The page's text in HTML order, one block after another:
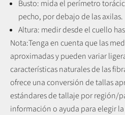
Busto: mida el perímetro
pecho, por debajo de las axilas.
Altura: medir desde el cuello
Nota:Tenga en cuenta que las
aproximadas y pueden variar
características naturales de las
ofrece una conversión de tallas
estándares de tallaje por región/
información o ayuda para elegir